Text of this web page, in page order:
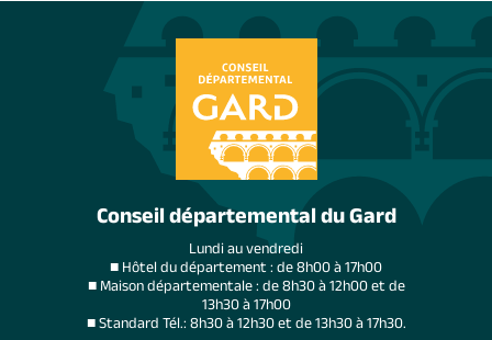
Conseil départemental du Gard
Lundi au vendredi
■ Hôtel du département : de 8h00 à 17h00
■ Maison départementale : de 8h30 à 12h00 et de
13h30 à 17h00
■ Standard Tél.: 8h30 à 12h30 et de 13h30 à 17h30.